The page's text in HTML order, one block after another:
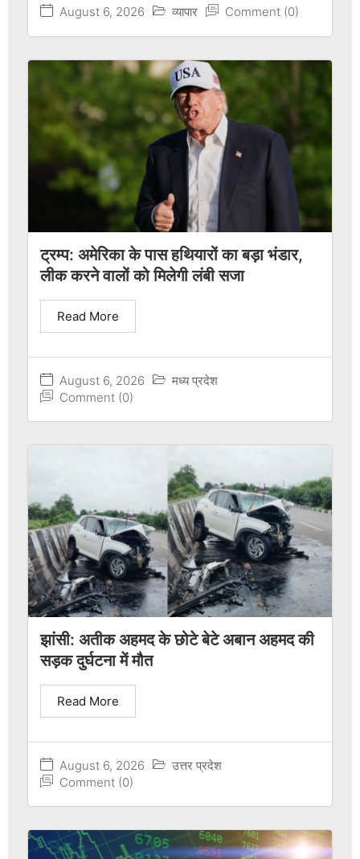
August 6, 2026 व्यापार Comment (0)
ट्रम्प: अमेरिका के पास हथियारों का बड़ा भंडार,
लीक करने वालों को मिलेगी लंबी सजा
August 6, 2026
मध्य प्रदेश
Comment (0)
Read More
झांसी: अतीक अहमद के छोटे बेटे अबान अहमद की
सड़क दुर्घटना में मौत
August 6, 2026
उत्तर प्रदेश
Comment (0)
Read More